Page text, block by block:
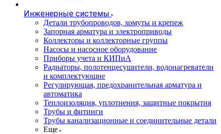
Инженерные системы
Детали трубопроводов, хомуты и крепеж
Запорная арматура и электроприводы
Коллекторы и коллекторные группы
Насосы и насосное оборудование
Приборы учета и КИПиА
Радиаторы, полотенцесушители, водонагреватели
и комплектующие
Регулирующая, предохранительная арматура и
автоматика
Теплоизоляция, уплотнения, защитные покрытия
Трубы и фитинги
Трубы канализационные и соединительные детали
Еще